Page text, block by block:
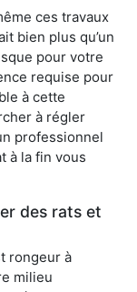
ces travaux
bien plus qu’un
pour votre
requise pour
à cette
à régler
professionnel
à la fin vous
des rats et
rongeur à
milieu